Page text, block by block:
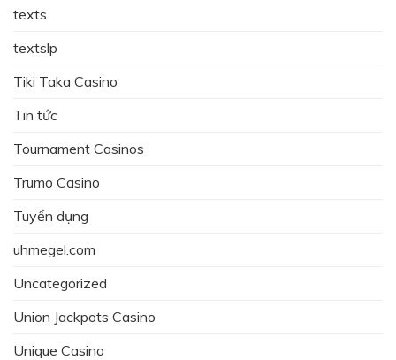
texts
textslp
Tiki Taka Casino
Tin tức
Tournament Casinos
Trumo Casino
Tuyển dụng
uhmegel.com
Uncategorized
Union Jackpots Casino
Unique Casino